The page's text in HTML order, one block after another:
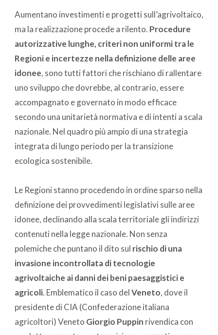
Aumentano investimenti e progetti sull’agrivoltaico,
ma la realizzazione procede a rilento. Procedure
autorizzative lunghe, criteri non uniformi tra le
Regioni e incertezze nella definizione delle aree
idonee, sono tutti fattori che rischiano di rallentare
uno sviluppo che dovrebbe, al contrario, essere
accompagnato e governato in modo efficace
secondo una unitarietà normativa e di intenti a scala
nazionale. Nel quadro più ampio di una strategia
integrata di lungo periodo per la transizione
ecologica sostenibile.
Le Regioni stanno procedendo in ordine sparso nella
definizione dei provvedimenti legislativi sulle aree
idonee, declinando alla scala territoriale gli indirizzi
contenuti nella legge nazionale. Non senza
polemiche che puntano il dito sul rischio di una
invasione incontrollata di tecnologie
agrivoltaiche ai danni dei beni paesaggistici e
agricoli. Emblematico il caso delVeneto, dove il
presidente di CIA (Confederazione italiana
agricoltori) Veneto Giorgio Puppin rivendica con